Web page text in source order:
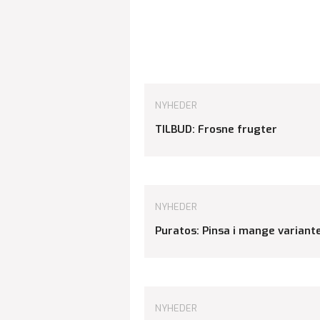
NYHEDER
TILBUD: Frosne frugter
NYHEDER
Puratos: Pinsa i mange
NYHEDER